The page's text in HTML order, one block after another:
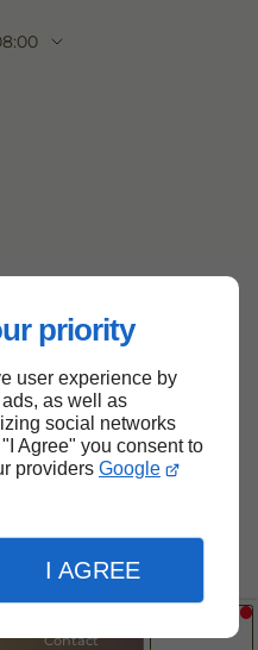
priority
user experience by
as well as
social networks
Agree" you consent to
providers Google
I AGREE
Contact
page